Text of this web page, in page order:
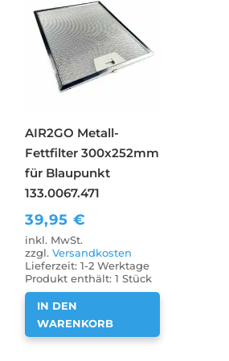
AIR2GO Metall-
Fettfilter 300x252mm
für Blaupunkt
133.0067.471
39,95€
inkl. MwSt.
zzgl.Versandkosten
Lieferzeit:1-2 Werktage
Produkt enthält: 1Stück
IN DEN
WARENKORB